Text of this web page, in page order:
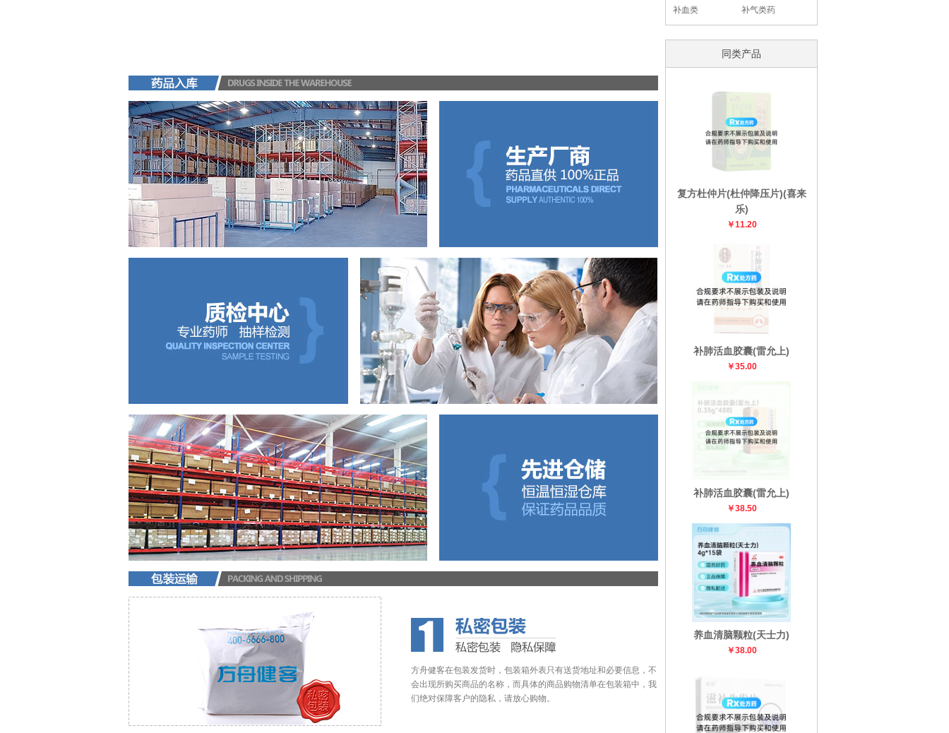
方舟健客在包装发货时，包装箱外表只有送货地址和必要信息，不
会出现所购买商品的名称，而具体的商品购物清单在包装箱中，我
们绝对保障客户的隐私，请放心购物。
补血类
补气类药
同类产品
复方杜仲片(杜仲降压片)(喜来
乐)
￥11.20
补肺活血胶囊(雷允上)
￥35.00
补肺活血胶囊(雷允上)
￥38.50
养血清脑颗粒(天士力)
￥38.00